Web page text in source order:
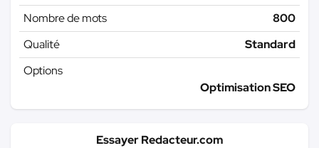
Nombre de mots
800
Qualité
Standard
Options
Optimisation SEO
Essayer Redacteur.com